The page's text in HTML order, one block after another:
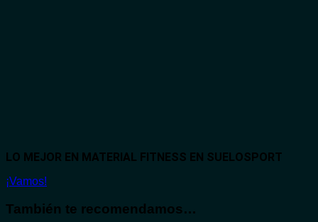
LO MEJOR EN MATERIAL FITNESS EN SUELOSPORT
¡Vamos!
También te recomendamos…